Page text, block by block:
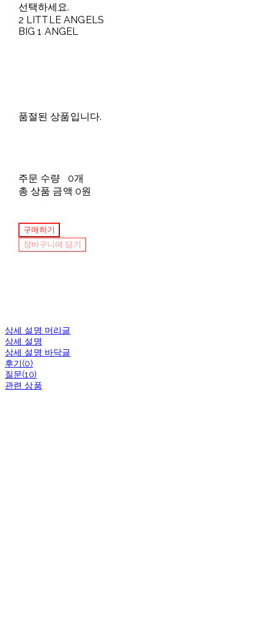
선택하세요.
2 LITTLE ANGELS
BIG 1 ANGEL
품절된 상품입니다.
주문 수량
0개
총 상품 금액 0원
구매하기
장바구니에 담기
상세 설명 머리글
상세 설명
상세 설명 바닥글
후기(0)
질문(10)
관련 상품